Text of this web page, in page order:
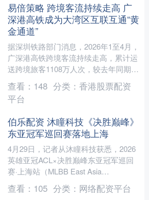
易倍策略 跨境客流持续走高 广
深港高铁成为大湾区互联互通“黄
金通道”
据深圳铁路部门消息，2026年1至4月，
广深港高铁跨境客流持续走高，累计运
送跨境旅客1108万人次，较去年同期增
加144万人次，增幅15%。其中，香港
发往内地旅....
查看： 148 分类： 香港股票配资
平台
伯乐配资 沐瞳科技《决胜巅峰》
东亚冠军巡回赛落地上海
4月29日，记者从沐瞳科技获悉，2026
英雄亚冠ACL×决胜巅峰东亚冠军巡回
赛·上海站（MLBB East Asia
Championship Tour，简称M....
查看： 105 分类： 网络配资平台